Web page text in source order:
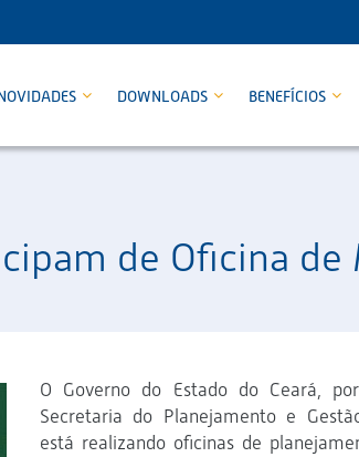
DOWNLOADS BENEFÍCIOS
de Oficina
O Governo do Estado do Ceará,
Secretaria do Planejamento e
está realizando oficinas de